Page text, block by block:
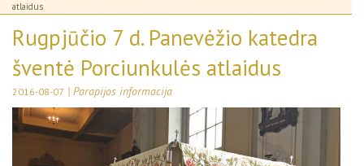
atlaidus
Rugpjūčio 7 d. Panevėžio katedra
šventė Porciunkulės atlaidus
2016-08-07 | Parapijos informacija